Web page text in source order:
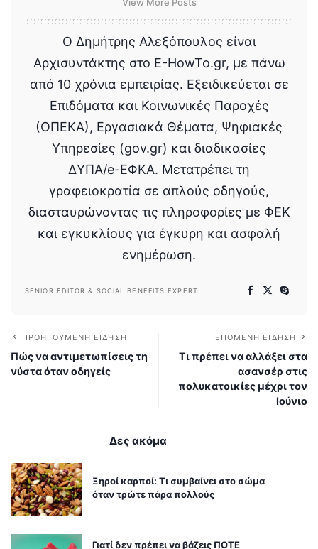
Ο Δημήτρης Αλεξόπουλος είναι
Αρχισυντάκτης στο E-HowTo.gr, με πάνω
από 10 χρόνια εμπειρίας. Εξειδικεύεται σε
Επιδόματα και Κοινωνικές Παροχές
(ΟΠΕΚΑ), Εργασιακά Θέματα, Ψηφιακές
Υπηρεσίες (gov.gr) και διαδικασίες
ΔΥΠΑ/e-ΕΦΚΑ. Μετατρέπει τη
γραφειοκρατία σε απλούς οδηγούς,
διασταυρώνοντας τις πληροφορίες με ΦΕΚ
και εγκυκλίους για έγκυρη και ασφαλή
ενημέρωση.
SENIOR EDITOR & SOCIAL BENEFITS EXPERT
ΠΡΟΗΓΟΎΜΕΝΗ ΕΊΔΗΣΗ
Πώς να αντιμετωπίσεις τη
νύστα όταν οδηγείς
ΕΠΌΜΕΝΗ ΕΊΔΗΣΗ
Τι πρέπει να αλλάξει στα
ασανσέρ στις
πολυκατοικίες μέχρι τον
Ιούνιο
Δες ακόμα
Ξηροί καρποί: Τι συμβαίνει στο σώμα
όταν τρώτε πάρα πολλούς
Γιατί δεν πρέπει να βάζεις ΠΟΤΕ